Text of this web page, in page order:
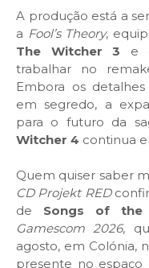
A produção está a
a Fool’s Theory,
The Witcher 3 e
trabalhar no
Embora os
em segredo, a
para o futuro da
Witcher 4 continua
Quem quiser saber
CD Projekt RED
de Songs of the
Gamescom 2026,
agosto, em Colónia,
presente no